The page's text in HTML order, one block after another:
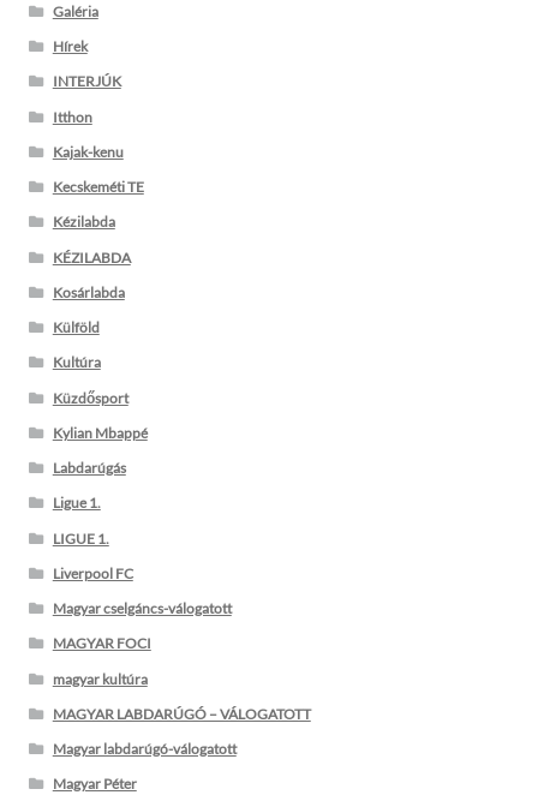
Galéria
Hírek
INTERJÚK
Itthon
Kajak-kenu
Kecskeméti TE
Kézilabda
KÉZILABDA
Kosárlabda
Külföld
Kultúra
Küzdősport
Kylian Mbappé
Labdarúgás
Ligue 1.
LIGUE 1.
Liverpool FC
Magyar cselgáncs-válogatott
MAGYAR FOCI
magyar kultúra
MAGYAR LABDARÚGÓ – VÁLOGATOTT
Magyar labdarúgó-válogatott
Magyar Péter